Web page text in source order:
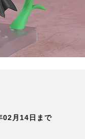
02月14日まで